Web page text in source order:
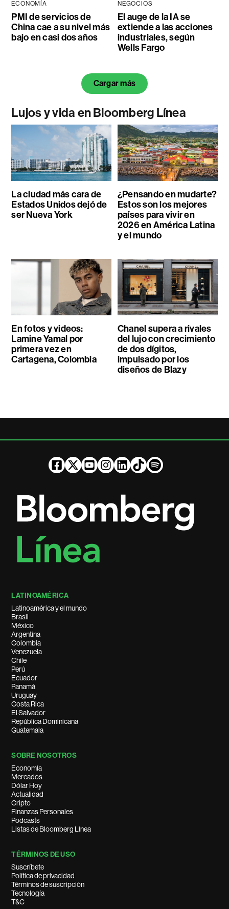
ECONOMÍA
PMI de servicios de
China cae a su nivel más
bajo en casi dos años
NEGOCIOS
El auge de la IA se
extiende a las acciones
industriales, según
Wells Fargo
Cargar más
Lujos y vida en Bloomberg Línea
La ciudad más cara de
Estados Unidos dejó de
ser Nueva York
¿Pensando en mudarte?
Estos son los mejores
países para vivir en
2026 en América Latina
y el mundo
En fotos y videos:
Lamine Yamal por
primera vez en
Cartagena, Colombia
Chanel supera a rivales
del lujo con crecimiento
de dos dígitos,
impulsado por los
diseños de Blazy
LATINOAMÉRICA
Latinoamérica y el mundo
Brasil
México
Argentina
Colombia
Venezuela
Chile
Perú
Ecuador
Panamá
Uruguay
Costa Rica
El Salvador
República Dominicana
Guatemala
SOBRE NOSOTROS
Economía
Mercados
Dólar Hoy
Actualidad
Cripto
Finanzas Personales
Podcasts
Listas de Bloomberg Línea
TÉRMINOS DE USO
Suscríbete
Política de privacidad
Términos de suscripción
Tecnología
T&C